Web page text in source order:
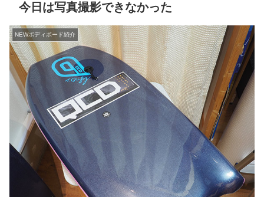
今日は写真撮影できなかった
NEWボディボード紹介